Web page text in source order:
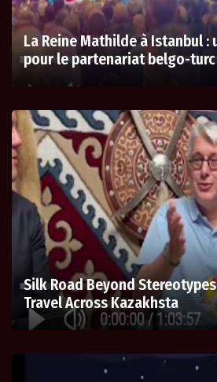
La Reine Mathilde à Istanbul
pour le partenariat belgo-turc
Silk Road Beyond
Travel Across Kazakhsta